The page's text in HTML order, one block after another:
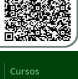
Cursos